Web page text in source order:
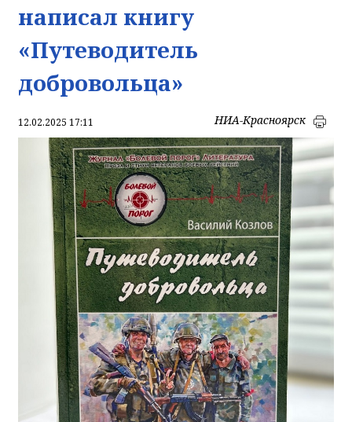
написал книгу
«Путеводитель
добровольца»
12.02.2025 17:11 НИА-Красноярск